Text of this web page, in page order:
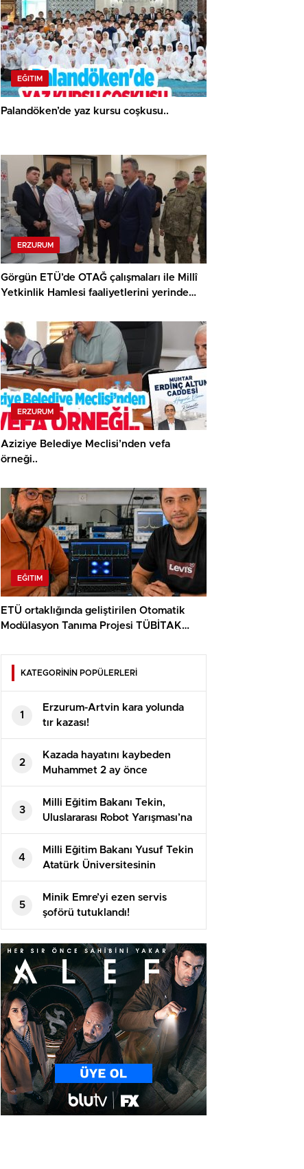
EĞITIM
Palandöken’de yaz kursu coşkusu..
ERZURUM
Görgün ETÜ’de OTAĞ çalışmaları ile Millî
Yetkinlik Hamlesi faaliyetlerini yerinde
ERZURUM
Aziziye Belediye Meclisi’nden vefa
örneği..
EĞITIM
ETÜ ortaklığında geliştirilen Otomatik
Modülasyon Tanıma Projesi TÜBİTAK
KATEGORİNİN POPÜLERLERİ
1
Erzurum-Artvin kara yolunda
tır kazası!
2
Kazada hayatını kaybeden
Muhammet 2 ay önce
evlenmişti!
3
Milli Eğitim Bakanı Tekin,
Uluslararası Robot Yarışması’na
katılan öğrencilerle bir araya
geldi
4
Milli Eğitim Bakanı Yusuf Tekin
Atatürk Üniversitesinin
akademik yılı açılış töreninde
konuştu
5
Minik Emre’yi ezen servis
şoförü tutuklandı!